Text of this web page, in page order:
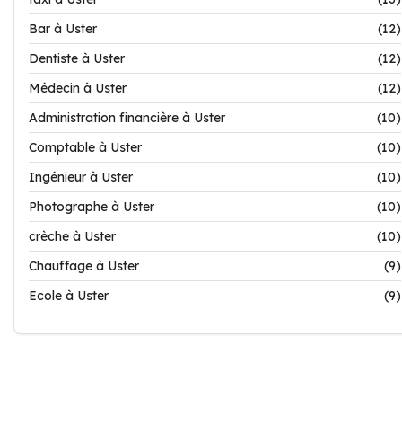
Bar à Uster
(12)
Dentiste à Uster
(12)
Médecin à Uster
(12)
Administration financière à Uster
(10)
Comptable à Uster
(10)
Ingénieur à Uster
(10)
Photographe à Uster
(10)
crèche à Uster
(10)
Chauffage à Uster
(9)
Ecole à Uster
(9)